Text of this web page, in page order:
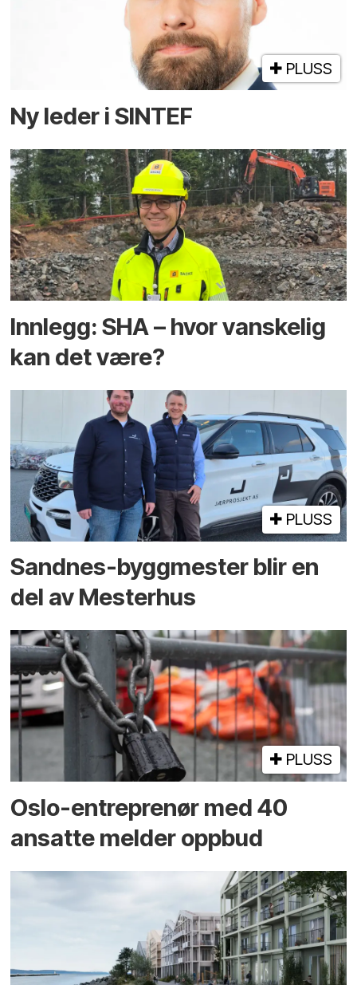
PLUSS
Ny leder i SINTEF
Innlegg: SHA – hvor vanskelig
kan det være?
PLUSS
Sandnes-byggmester blir en
del av Mesterhus
PLUSS
Oslo-entreprenør med 40
ansatte melder oppbud